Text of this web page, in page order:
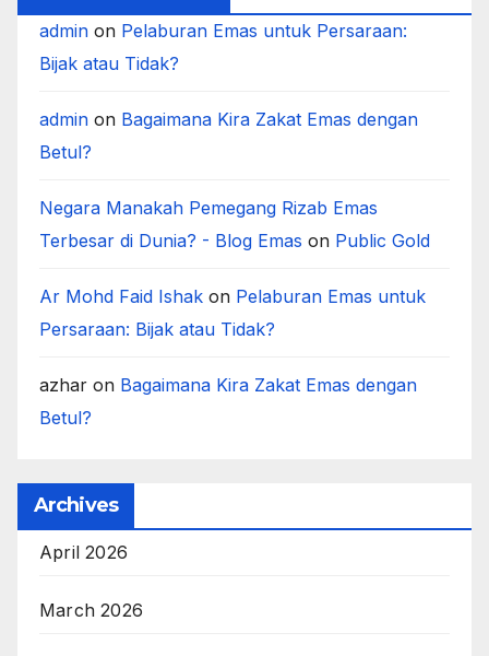
admin on Pelaburan Emas untuk Persaraan:
Bijak atau Tidak?
admin on Bagaimana Kira Zakat Emas dengan
Betul?
Negara Manakah Pemegang Rizab Emas
Terbesar di Dunia? - Blog Emas on Public Gold
Ar Mohd Faid Ishak on Pelaburan Emas untuk
Persaraan: Bijak atau Tidak?
azhar on Bagaimana Kira Zakat Emas dengan
Betul?
Archives
April 2026
March 2026